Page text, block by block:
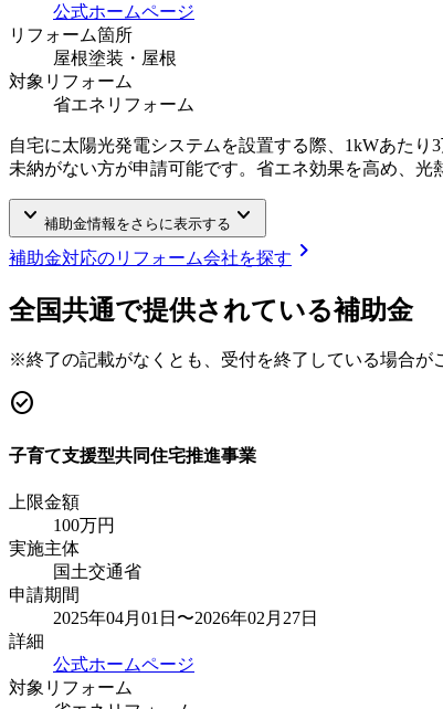
公式ホームページ
リフォーム箇所
屋根塗装・屋根
対象リフォーム
省エネリフォーム
自宅に太陽光発電システムを設置する際、1kWあた
未納がない方が申請可能です。省エネ効果を高め、
keyboard_arrow_down 補助金情報をさらに表示する keyboard_arrow_down
補助金対応のリフォーム会社を探す chevron_right
全国共通で提供されている補助金
※終了の記載がなくとも、受付を終了している場合が
check_circle
子育て支援型共同住宅推進事業
上限金額
100万円
実施主体
国土交通省
申請期間
2025年04月01日〜2026年02月27日
詳細
公式ホームページ
対象リフォーム